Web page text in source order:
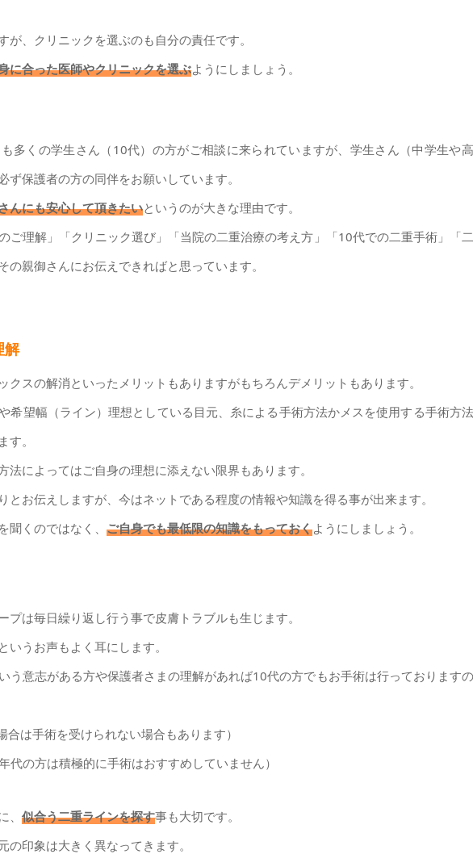
が、クリニックを選ぶのも自分の責任です。
に合った医師やクリニックを選ぶようにしましょう。
多くの学生さん（10代）の方がご相談に来られていますが、学生さん（中学生や
保護者の方の同伴をお願いしています。
んにも安心して頂きたいというのが大きな理由です。
ご理解」「クリニック選び」「当院の二重治療の考え方」「10代での二重手術」「
親御さんにお伝えできればと思っています。
解
クスの解消といったメリットもありますがもちろんデメリットもあります。
希望幅（ライン）理想としている目元、糸による手術方法かメスを使用する手術方
。
によってはご自身の理想に添えない限界もあります。
とお伝えしますが、今はネットである程度の情報や知識を得る事が出来ます。
くのではなく、 ご自身でも最低限の知識をもっておくようにしましょう。
は毎日繰り返し行う事で皮膚トラブルも生じます。
いうお声もよく耳にします。
う意志がある方や保護者さまの理解があれば10代の方でもお手術は行っております
は手術を受けられない場合もあります）
代の方は積極的に手術はおすすめしていません）
似合う二重ラインを探す事も大切です。
印象は大きく異なってきます。